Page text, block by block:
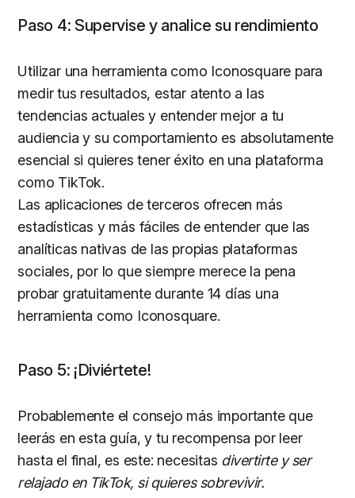
Paso 4: Supervise y analice su rendimiento
Utilizar una herramienta como Iconosquare para
medir tus resultados, estar atento a las
tendencias actuales y entender mejor a tu
audiencia y su comportamiento es absolutamente
esencial si quieres tener éxito en una plataforma
como TikTok.
Las aplicaciones de terceros ofrecen más
estadísticas y más fáciles de entender que las
analíticas nativas de las propias plataformas
sociales, por lo que siempre merece la pena
probar gratuitamente durante 14 días una
herramienta como Iconosquare.
Paso 5: ¡Diviértete!
Probablemente el consejo más importante que
leerás en esta guía, y tu recompensa por leer
hasta el final, es este: necesitas divertirte y ser
relajado en TikTok, si quieres sobrevivir.